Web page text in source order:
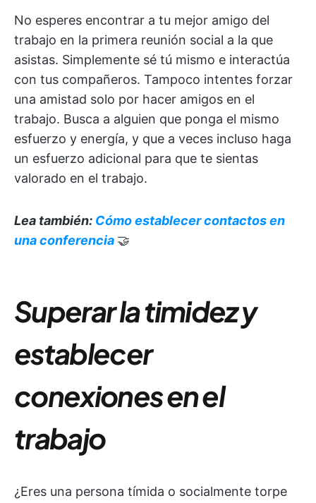
No esperes encontrar a tu mejor amigo del
trabajo en la primera reunión social a la que
asistas. Simplemente sé tú mismo e interactúa
con tus compañeros. Tampoco intentes forzar
una amistad solo por hacer amigos en el
trabajo. Busca a alguien que ponga el mismo
esfuerzo y energía, y que a veces incluso haga
un esfuerzo adicional para que te sientas
valorado en el trabajo.
Lea también: Cómo establecer contactos en
una conferencia 🤝
Superar la timidez y
establecer
conexiones en el
trabajo
¿Eres una persona tímida o socialmente torpe